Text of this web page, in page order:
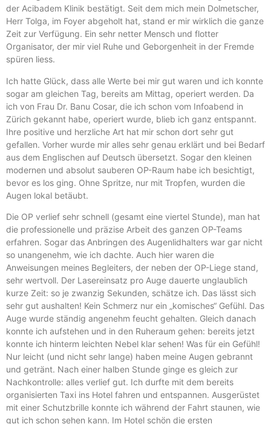
der Acibadem Klinik bestätigt. Seit dem mich mein Dolmetscher,
Herr Tolga, im Foyer abgeholt hat, stand er mir wirklich die ganze
Zeit zur Verfügung. Ein sehr netter Mensch und flotter
Organisator, der mir viel Ruhe und Geborgenheit in der Fremde
spüren liess.
Ich hatte Glück, dass alle Werte bei mir gut waren und ich konnte
sogar am gleichen Tag, bereits am Mittag, operiert werden. Da
ich von Frau Dr. Banu Cosar, die ich schon vom Infoabend in
Zürich gekannt habe, operiert wurde, blieb ich ganz entspannt.
Ihre positive und herzliche Art hat mir schon dort sehr gut
gefallen. Vorher wurde mir alles sehr genau erklärt und bei Bedarf
aus dem Englischen auf Deutsch übersetzt. Sogar den kleinen
modernen und absolut sauberen OP-Raum habe ich besichtigt,
bevor es los ging. Ohne Spritze, nur mit Tropfen, wurden die
Augen lokal betäubt.
Die OP verlief sehr schnell (gesamt eine viertel Stunde), man hat
die professionelle und präzise Arbeit des ganzen OP-Teams
erfahren. Sogar das Anbringen des Augenlidhalters war gar nicht
so unangenehm, wie ich dachte. Auch hier waren die
Anweisungen meines Begleiters, der neben der OP-Liege stand,
sehr wertvoll. Der Lasereinsatz pro Auge dauerte unglaublich
kurze Zeit: so je zwanzig Sekunden, schätze ich. Das lässt sich
sehr gut aushalten! Kein Schmerz nur ein „komisches“ Gefühl. Das
Auge wurde ständig angenehm feucht gehalten. Gleich danach
konnte ich aufstehen und in den Ruheraum gehen: bereits jetzt
konnte ich hinterm leichten Nebel klar sehen! Was für ein Gefühl!
Nur leicht (und nicht sehr lange) haben meine Augen gebrannt
und getränt. Nach einer halben Stunde ginge es gleich zur
Nachkontrolle: alles verlief gut. Ich durfte mit dem bereits
organisierten Taxi ins Hotel fahren und entspannen. Ausgerüstet
mit einer Schutzbrille konnte ich während der Fahrt staunen, wie
gut ich schon sehen kann. Im Hotel schön die ersten